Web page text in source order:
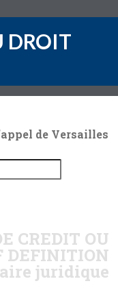
DROIT
de Versailles
CREDIT OU
DEFINITION
juridique